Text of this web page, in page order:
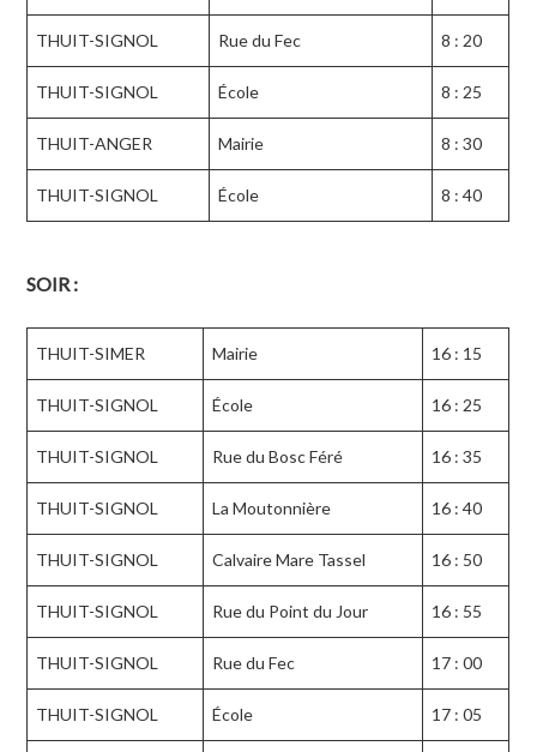
THUIT-SIGNOL Rue du Fec 8 : 20
THUIT-SIGNOL École 8 : 25
THUIT-ANGER Mairie 8 : 30
THUIT-SIGNOL École 8 : 40
SOIR :
THUIT-SIMER Mairie 16 : 15
THUIT-SIGNOL École 16 : 25
THUIT-SIGNOL Rue du Bosc Féré 16 : 35
THUIT-SIGNOL La Moutonnière 16 : 40
THUIT-SIGNOL Calvaire Mare Tassel 16 : 50
THUIT-SIGNOL Rue du Point du Jour 16 : 55
THUIT-SIGNOL Rue du Fec 17 : 00
THUIT-SIGNOL École 17 : 05